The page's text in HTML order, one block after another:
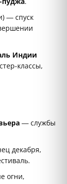
— спуск
Индии
классы,
— службы
декабря,
огни,